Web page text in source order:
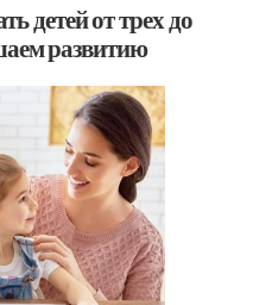
детей от трех до
развитию